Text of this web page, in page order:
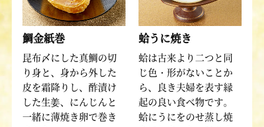
鯛金紙巻
昆布〆にした真鯛の切
り身と、身から外した
皮を霜降りし、酢漬け
した生姜、にんじんと
一緒に薄焼き卵で巻き
蛤うに焼き
蛤は古来より二つと同
じ色・形がないことか
ら、良き夫婦を表す縁
起の良い食べ物です。
蛤にうにをのせ蒸し焼